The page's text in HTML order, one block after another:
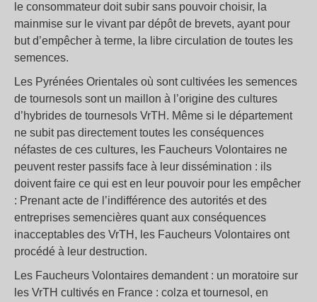
le consommateur doit subir sans pouvoir choisir, la
mainmise sur le vivant par dépôt de brevets, ayant pour
but d’empêcher à terme, la libre circulation de toutes les
semences.
Les Pyrénées Orientales où sont cultivées les semences
de tournesols sont un maillon à l’origine des cultures
d’hybrides de tournesols VrTH. Même si le département
ne subit pas directement toutes les conséquences
néfastes de ces cultures, les Faucheurs Volontaires ne
peuvent rester passifs face à leur dissémination : ils
doivent faire ce qui est en leur pouvoir pour les empêcher
: Prenant acte de l’indifférence des autorités et des
entreprises semencières quant aux conséquences
inacceptables des VrTH, les Faucheurs Volontaires ont
procédé à leur destruction.
Les Faucheurs Volontaires demandent : un moratoire sur
les VrTH cultivés en France : colza et tournesol, en